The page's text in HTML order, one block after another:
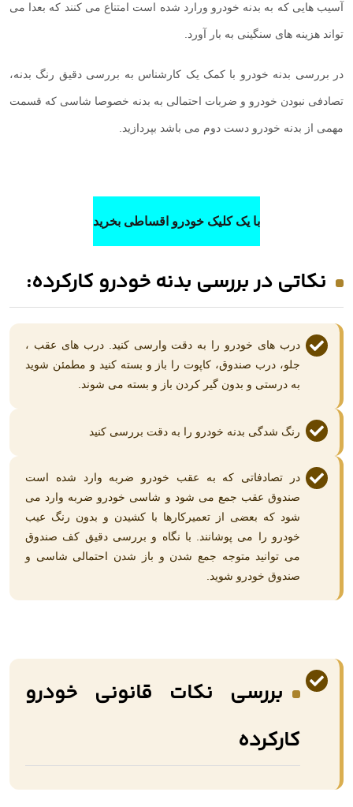
آسیب هایی که به بدنه خودرو ورارد شده است امتناع می کنند که بعدا می
تواند هزینه های سنگینی به بار آورد.
در بررسی بدنه خودرو با کمک یک کارشناس به بررسی دقیق رنگ بدنه،
تصادفی نبودن خودرو و ضربات احتمالی به بدنه خصوصا شاسی که قسمت
مهمی از بدنه خودرو دست دوم می باشد بپردازید.
با یک کلیک خودرو اقساطی بخرید
نکاتی در بررسی بدنه خودرو کارکرده:
درب های خودرو را به دقت وارسی کنید. درب های عقب ،
جلو، درب صندوق، کاپوت را باز و بسته کنید و مطمئن شوید
به درستی و بدون گیر کردن باز و بسته می شوند.
رنگ شدگی بدنه خودرو را به دقت بررسی کنید
در تصادفاتی که به عقب خودرو ضربه وارد شده است
صندوق عقب جمع می شود و شاسی خودرو ضربه وارد می
شود که بعضی از تعمیرکارها با کشیدن و بدون رنگ عیب
خودرو را می پوشانند. با نگاه و بررسی دقیق کف صندوق
می توانید متوجه جمع شدن و باز شدن احتمالی شاسی و
صندوق خودرو شوید.
بررسی نکات قانونی خودرو
کارکرده